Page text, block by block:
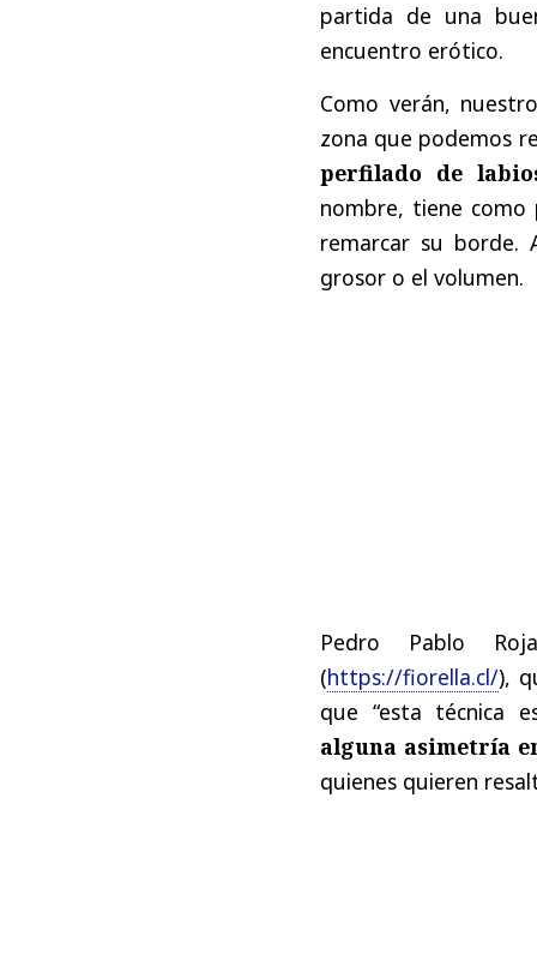
partida de una
encuentro erótico.
Como verán,
zona que podemos
perfilado de
nombre, tiene
remarcar su borde.
grosor o el volumen.
Pedro Pablo
(https://fiorella.cl/),
que “esta técnica
alguna asimetría
quienes quieren